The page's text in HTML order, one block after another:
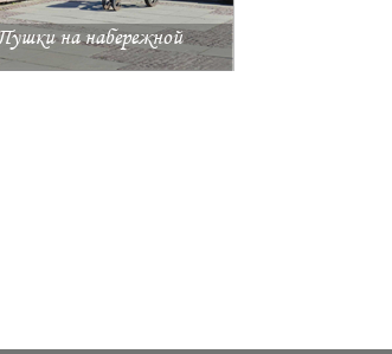
на набережной